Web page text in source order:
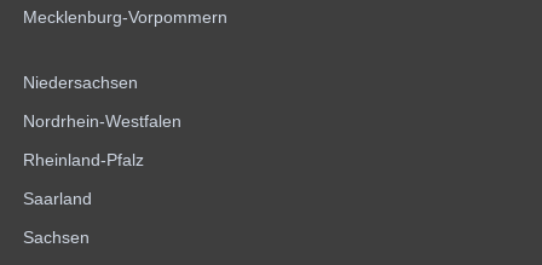
Mecklenburg-Vorpommern
Niedersachsen
Nordrhein-Westfalen
Rheinland-Pfalz
Saarland
Sachsen